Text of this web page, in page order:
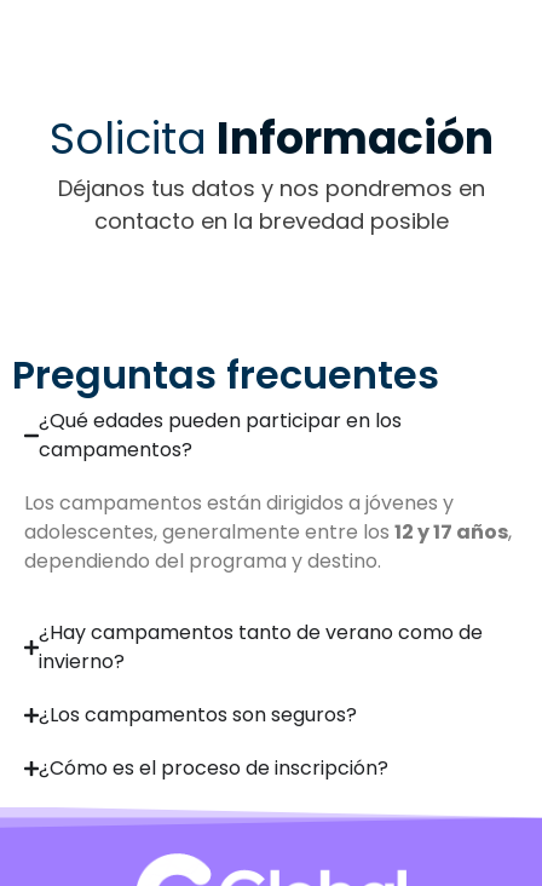
Solicita Información
Déjanos tus datos y nos pondremos en
contacto en la brevedad posible
Preguntas frecuentes
¿Qué edades pueden participar en los
campamentos?
Los campamentos están dirigidos a jóvenes y
adolescentes, generalmente entre los 12 y 17 años,
dependiendo del programa y destino.
¿Hay campamentos tanto de verano como de
invierno?
¿Los campamentos son seguros?
¿Cómo es el proceso de inscripción?